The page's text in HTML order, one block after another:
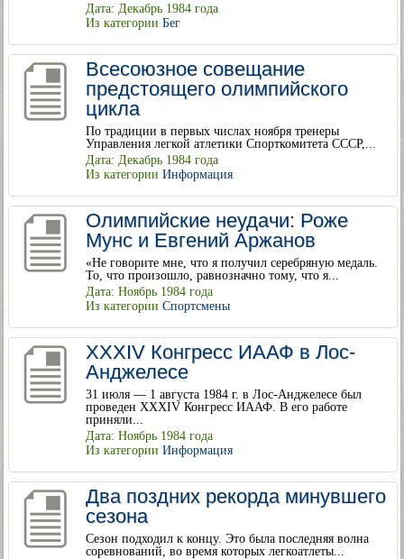
Дата: Декабрь 1984 года
Из категории Бег
Всесоюзное совещание
предстоящего олимпийского
цикла
По традиции в первых числах ноября тренеры
Управления легкой атлетики Спорткомитета СССР,...
Дата: Декабрь 1984 года
Из категории Информация
Олимпийские неудачи: Роже
Мунс и Евгений Аржанов
«Не говорите мне, что я получил серебряную медаль.
То, что произошло, равнозначно тому, что я...
Дата: Ноябрь 1984 года
Из категории Спортсмены
XXXIV Конгресс ИААФ в Лос-
Анджелесе
31 июля — 1 августа 1984 г. в Лос-Анджелесе был
проведен XXXIV Конгресс ИААФ. В его работе
приняли...
Дата: Ноябрь 1984 года
Из категории Информация
Два поздних рекорда минувшего
сезона
Сезон подходил к концу. Это была последняя волна
соревнований, во время которых легкоатлеты...